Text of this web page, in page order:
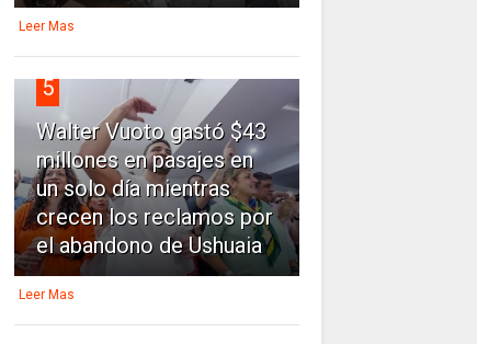
Leer Mas
5
Walter Vuoto gastó $43
millones en pasajes en
un solo día mientras
crecen los reclamos por
el abandono de Ushuaia
Leer Mas